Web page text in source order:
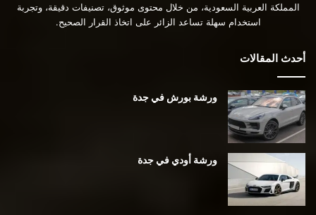
المملكة العربية السعودية، من خلال محتوى موثوق، تصنيفات دقيقة، وتجربة
استخدام سهلة تساعد الزائر على اتخاذ القرار الصحيح.
أحدث المقالات
ورشة بورش في جدة
ورشة أودي في جدة